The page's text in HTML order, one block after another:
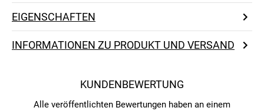
EIGENSCHAFTEN
INFORMATIONEN ZU PRODUKT UND VERSAND
KUNDENBEWERTUNG
Alle veröffentlichten Bewertungen haben an einem